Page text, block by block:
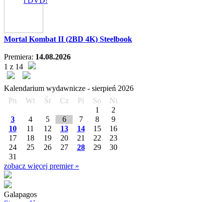
Mortal Kombat II (2BD 4K) Steelbook
Premiera: 14.08.2026
1 z 14
Kalendarium wydawnicze - sierpień 2026
Pn
Wt Śr Cz Pi So
Ni
1
2
3
4 5 6 7 8
9
10
11 12 13 14 15
16
17
18 19 20 21 22
23
24
25 26 27 28 29
30
31
zobacz więcej premier »
Galapagos